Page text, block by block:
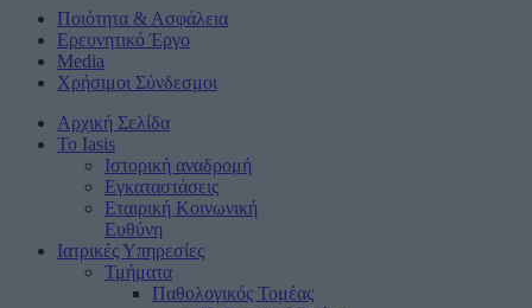
Ποιότητα & Ασφάλεια
Ερευνητικό Έργο
Media
Χρήσιμοι Σύνδεσμοι
Αρχική Σελίδα
Το Iasis
Ιστορική αναδρομή
Εγκαταστάσεις
Εταιρική Κοινωνική
Ευθύνη
Ιατρικές Υπηρεσίες
Τμήματα
Παθολογικός Τομέας